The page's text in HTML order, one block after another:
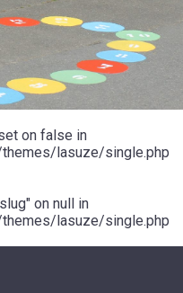
on false in
lasuze/single.php
on null in
lasuze/single.php